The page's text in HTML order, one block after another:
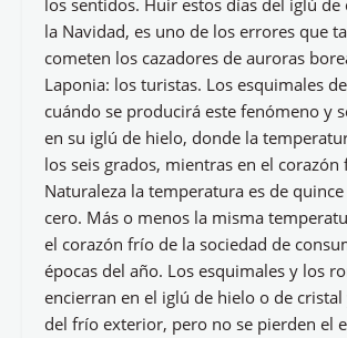
los sentidos. Huir estos días del iglú de
la Navidad, es uno de los errores que
cometen los cazadores de auroras
Laponia: los turistas. Los esquimales
cuándo se producirá este fenómeno y
en su iglú de hielo, donde la
los seis grados, mientras en el corazón
Naturaleza la temperatura es de
cero. Más o menos la misma
el corazón frío de la sociedad de
épocas del año. Los esquimales y los
encierran en el iglú de hielo o de cristal
del frío exterior, pero no se pierden el